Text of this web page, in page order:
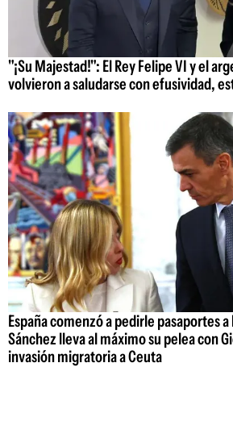
"¡Su Majestad!": El Rey Felipe VI y el
volvieron a saludarse con efusividad,
España comenzó a pedirle pasaportes
Sánchez lleva al máximo su pelea con
invasión migratoria a Ceuta